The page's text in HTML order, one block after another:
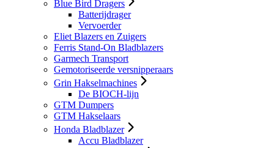
Blue Bird Dragers
Batterijdrager
Vervoerder
Eliet Blazers en Zuigers
Ferris Stand-On Bladblazers
Garmech Transport
Gemotoriseerde versnipperaars
Grin Hakselmachines
De BIOCH-lijn
GTM Dumpers
GTM Hakselaars
Honda Bladblazer
Accu Bladblazer